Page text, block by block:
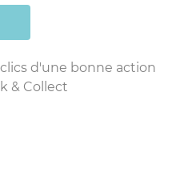
d'une bonne action
& Collect